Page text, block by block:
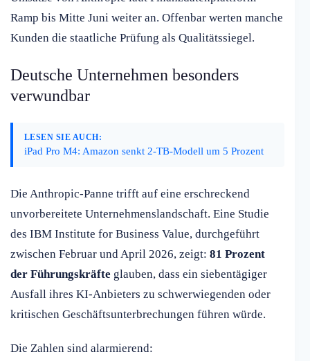
Ramp bis Mitte Juni weiter an. Offenbar werten manche
Kunden die staatliche Prüfung als Qualitätssiegel.
Deutsche Unternehmen besonders
verwundbar
LESEN SIE AUCH:
iPad Pro M4: Amazon senkt 2-TB-Modell um 5 Prozent
Die Anthropic-Panne trifft auf eine erschreckend
unvorbereitete Unternehmenslandschaft. Eine Studie
des IBM Institute for Business Value, durchgeführt
zwischen Februar und April 2026, zeigt: 81 Prozent
der Führungskräfte glauben, dass ein siebentägiger
Ausfall ihres KI-Anbieters zu schwerwiegenden oder
kritischen Geschäftsunterbrechungen führen würde.
Die Zahlen sind alarmierend: